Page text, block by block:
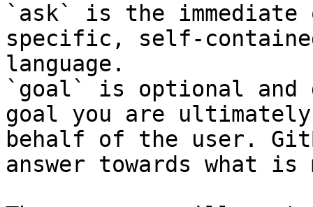
`ask` is the
specific, self-
language.
`goal` is optional and
goal you are
behalf of the user.
answer towards what